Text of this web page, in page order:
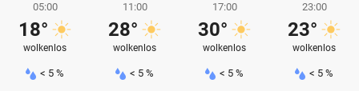
05:00
18°
wolkenlos
< 5 %
11:00
28°
wolkenlos
< 5 %
17:00
30°
wolkenlos
< 5 %
23:00
23°
wolkenlos
< 5 %